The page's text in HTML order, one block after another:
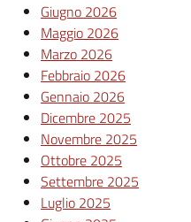
Giugno 2026
Maggio 2026
Marzo 2026
Febbraio 2026
Gennaio 2026
Dicembre 2025
Novembre 2025
Ottobre 2025
Settembre 2025
Luglio 2025